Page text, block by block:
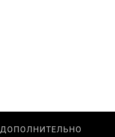
ДОПОЛНИТЕЛЬНО